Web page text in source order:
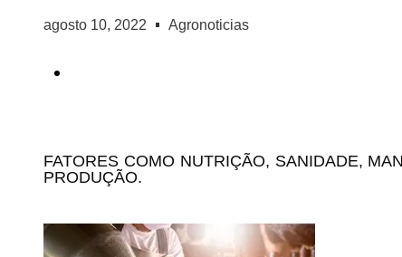
agosto 10, 2022 Agronoticias
FATORES COMO NUTRIÇÃO, SANIDADE,
PRODUÇÃO.